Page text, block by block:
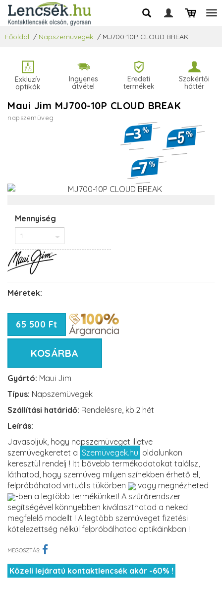
Főoldal / Napszemüvegek / MJ700-10P CLOUD BREAK
Exkluzív
optikák
Ingyenes
átvétel
Eredeti
termékek
Szakértői
háttér
Maui Jim MJ700-10P CLOUD BREAK
napszemüveg
Mennyiség
Méretek:
65 500 Ft
KOSÁRBA
Gyártó: Maui Jim
Típus: Napszemüvegek
Szállítási határidő: Rendelésre, kb.2 hét
Leírás:
Javasoljuk, hogy napszemüveget illetve
szemüvegkeretet a Szemüvegek.hu oldalunkon
keresztül rendelj ! Itt bővebb termékadatokat találsz,
láthatod, hogy szemüveg milyen színekben érhető el,
felpróbáhatod virtuális tükörben
vagy megnézheted
-ben a legtöbb termékünket! A szűrőrendszer
segítségével könnyebben kiválaszthatod a neked
megfelelő modellt ! A legtöbb szemüveget fizetési
kötelezettség nélkül felpróbálhatod optikáinkban !
MEGOSZTÁS:
Közeli lejáratú kontaktlencsék akár -60% !